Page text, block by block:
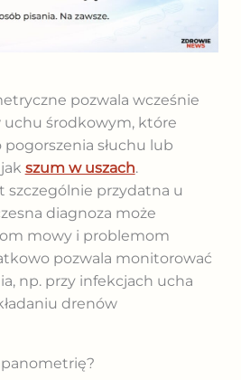
pozwala wcześnie
środkowym, które
słuchu lub
szum w uszach.
szczególnie przydatna u
diagnoza może
mowy i problemom
pozwala monitorować
np. przy infekcjach ucha
drenów